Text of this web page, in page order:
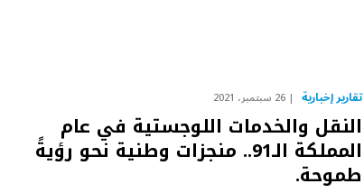
تقارير إخبارية 26 سبتمبر، 2021
النقل والخدمات اللوجستية في عام
المملكة الـ91.. منجزات وطنية نحو رؤيةً
طموحة.